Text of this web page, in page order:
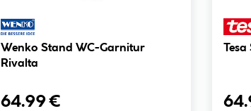
Wenko Stand WC-Garnitur
Rivalta
64.99 €